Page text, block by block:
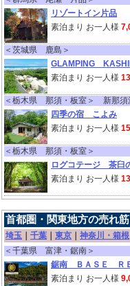
リゾートイン片品
素泊まり お一人様
＜茨城県 鹿島＞
GLAMPING
素泊まり お一人様
＜栃木県 那須・板室＞ 新那
四季の宿 こよみ
素泊まり お一人様
＜栃木県 那須・板室＞
ログコテージ 茶臼
素泊まり お一人様
首都圏・関東地方の売れ
埼玉 千葉 東京
神奈川・箱根
＜千葉県 富津・鋸南＞
鋸南 ＢＡＳＥ Ｒ
素泊まり お一人様